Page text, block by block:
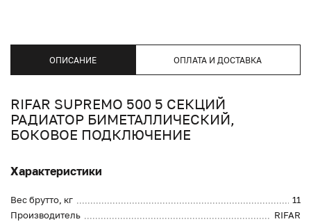
ОПИСАНИЕ ОПЛАТА И ДОСТАВКА
RIFAR SUPREMO 500 5 СЕКЦИЙ
РАДИАТОР БИМЕТАЛЛИЧЕСКИЙ,
БОКОВОЕ ПОДКЛЮЧЕНИЕ
Характеристики
Вес брутто, кг
11
Производитель
RIFAR